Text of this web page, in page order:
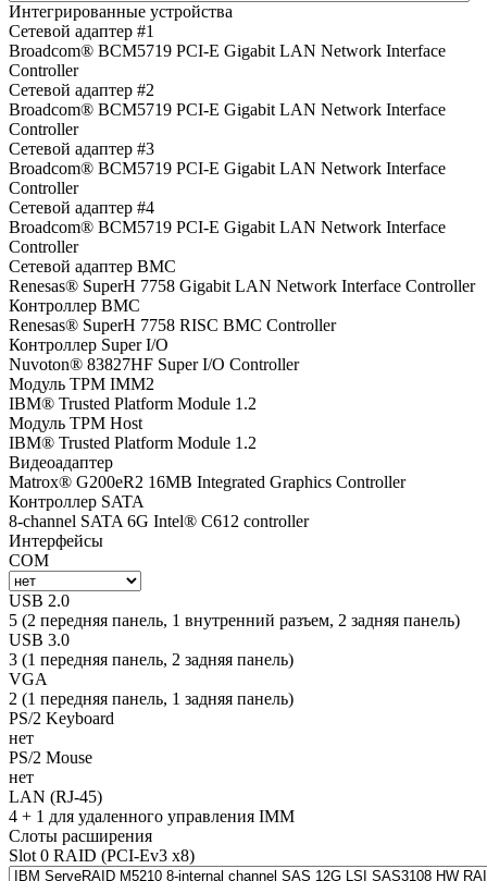
Интегрированные устройства
Сетевой адаптер #1
Broadcom® BCM5719 PCI-E Gigabit LAN Network Interface
Controller
Сетевой адаптер #2
Broadcom® BCM5719 PCI-E Gigabit LAN Network Interface
Controller
Сетевой адаптер #3
Broadcom® BCM5719 PCI-E Gigabit LAN Network Interface
Controller
Сетевой адаптер #4
Broadcom® BCM5719 PCI-E Gigabit LAN Network Interface
Controller
Сетевой адаптер BMC
Renesas® SuperH 7758 Gigabit LAN Network Interface Controller
Контроллер BMC
Renesas® SuperH 7758 RISC BMC Controller
Контроллер Super I/O
Nuvoton® 83827HF Super I/O Controller
Модуль TPM IMM2
IBM® Trusted Platform Module 1.2
Модуль TPM Host
IBM® Trusted Platform Module 1.2
Видеоадаптер
Matrox® G200eR2 16MB Integrated Graphics Controller
Контроллер SATA
8-channel SATA 6G Intel® C612 controller
Интерфейсы
COM
USB 2.0
5 (2 передняя панель, 1 внутренний разъем, 2 задняя панель)
USB 3.0
3 (1 передняя панель, 2 задняя панель)
VGA
2 (1 передняя панель, 1 задняя панель)
PS/2 Keyboard
нет
PS/2 Mouse
нет
LAN (RJ-45)
4 + 1 для удаленного управления IMM
Слоты расширения
Slot 0 RAID (PCI-Ev3 x8)